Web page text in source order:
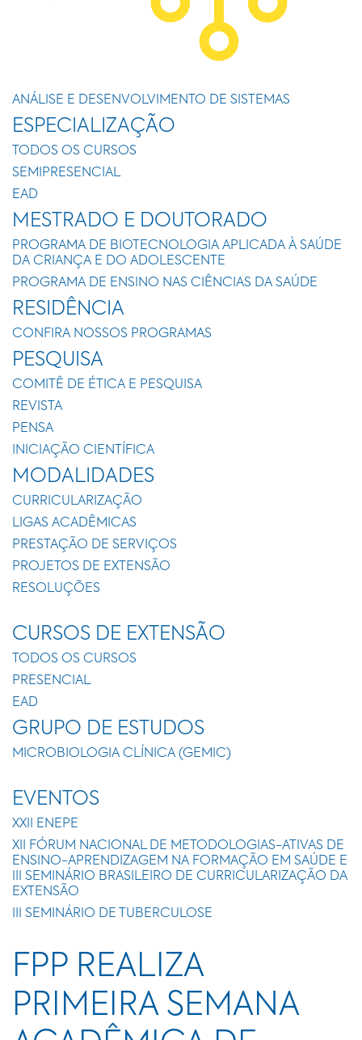
ANÁLISE E DESENVOLVIMENTO DE SISTEMAS
ESPECIALIZAÇÃO
TODOS OS CURSOS
SEMIPRESENCIAL
EAD
MESTRADO E DOUTORADO
PROGRAMA DE BIOTECNOLOGIA APLICADA À SAÚDE
DA CRIANÇA E DO ADOLESCENTE
PROGRAMA DE ENSINO NAS CIÊNCIAS DA SAÚDE
RESIDÊNCIA
CONFIRA NOSSOS PROGRAMAS
PESQUISA
COMITÊ DE ÉTICA E PESQUISA
REVISTA
PENSA
INICIAÇÃO CIENTÍFICA
MODALIDADES
CURRICULARIZAÇÃO
LIGAS ACADÊMICAS
PRESTAÇÃO DE SERVIÇOS
PROJETOS DE EXTENSÃO
RESOLUÇÕES
CURSOS DE EXTENSÃO
TODOS OS CURSOS
PRESENCIAL
EAD
GRUPO DE ESTUDOS
MICROBIOLOGIA CLÍNICA (GEMIC)
EVENTOS
XXII ENEPE
XII FÓRUM NACIONAL DE METODOLOGIAS-ATIVAS DE
ENSINO-APRENDIZAGEM NA FORMAÇÃO EM SAÚDE E
III SEMINÁRIO BRASILEIRO DE CURRICULARIZAÇÃO DA
EXTENSÃO
III SEMINÁRIO DE TUBERCULOSE
FPP REALIZA
PRIMEIRA SEMANA